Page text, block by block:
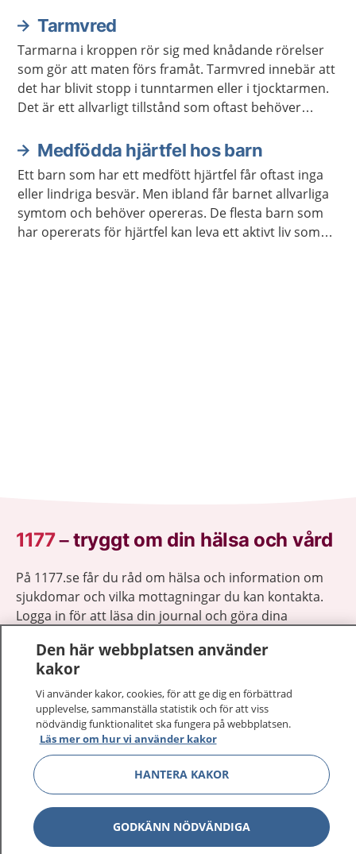
Tarmvred
Tarmarna i kroppen rör sig med knådande rörelser
som gör att maten förs framåt. Tarmvred innebär att
det har blivit stopp i tunntarmen eller i tjocktarmen.
Det är ett allvarligt tillstånd som oftast behöver
Medfödda hjärtfel hos barn
Ett barn som har ett medfött hjärtfel får oftast inga
eller lindriga besvär. Men ibland får barnet allvarliga
symtom och behöver opereras. De flesta barn som
har opererats för hjärtfel kan leva ett aktivt liv som
1177–tryggt om din hälsa och vård
På 1177.se får du råd om hälsa och information om
sjukdomar och vilka mottagningar du kan kontakta.
Logga in för att läsa din journal och göra dina
sjukvårdsrådgivning dygnet runt.
1177 ger dig råd när du vill må bättre.
1177 på flera språk Visa
Om 1177 Visa
Den här webbplatsen använder
kakor
Vi använder kakor, cookies, för att ge dig en förbättrad
upplevelse, sammanställa statistik och för att viss
nödvändig funktionalitet ska fungera på webbplatsen.
Läs mer om hur vi använder kakor
HANTERA KAKOR
GODKÄNN NÖDVÄNDIGA